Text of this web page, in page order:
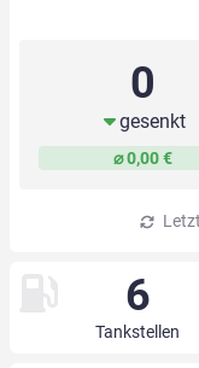
0
gesenkt
⌀ 0,00 €
6
Tankstellen